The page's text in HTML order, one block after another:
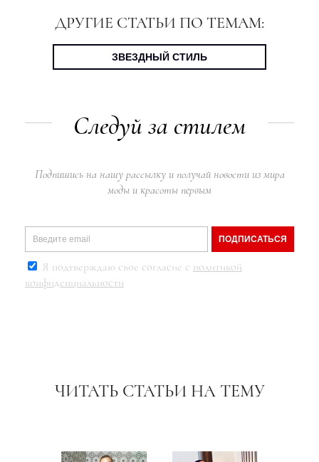
ДРУГИЕ СТАТЬИ ПО ТЕМАМ:
ЗВЕЗДНЫЙ СТИЛЬ
Следуй за стилем
Подпишись на нашу рассылку и получай новости из мира
моды и красоты первым
ПОДПИСАТЬСЯ
Я подтверждаю свое согласие с политикой
конфиденциальности
ЧИТАТЬ СТАТЬИ НА ТЕМУ